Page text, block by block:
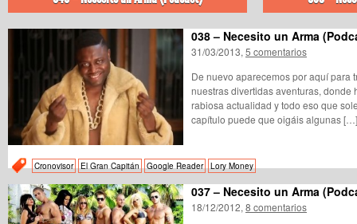
038 – Necesito un Arma
31/03/2013, 5 comentarios
De nuevo aparecemos por aquí para
nuestras divertidas aventuras, donde
rabiosa actualidad y todo eso que
capítulo puede que oigáis algunas […]
Cronovisor El Gran Capitán Google Reader Lory Money
037 – Necesito un Arma
18/12/2012, 8 comentarios